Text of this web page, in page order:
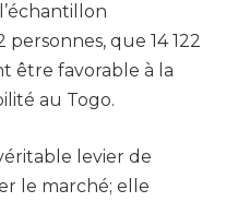
que 14 122
être favorable à la
au Togo.
levier de
le marché; elle